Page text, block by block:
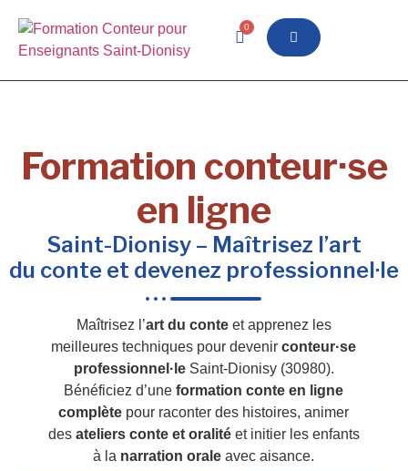
0
Formation conteur·se
en ligne
Saint-Dionisy – Maîtrisez l’art
du conte et devenez professionnel·le
Maîtrisez l’art du conteet apprenez les
meilleures techniques pour devenirconteur·se
professionnel·leSaint-Dionisy (30980).
Bénéficiez d’uneformation conte en ligne
complète pour raconter des histoires, animer
des ateliers conte et oralitéet initier les enfants
à la narration orale avec aisance.